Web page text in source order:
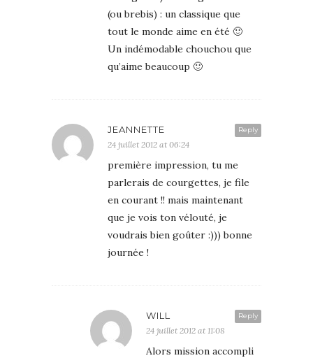
(ou brebis) : un classique que
tout le monde aime en été 🙂
Un indémodable chouchou que
qu’aime beaucoup 🙂
Reply
JEANNETTE
24 juillet 2012 at 06:24
première impression, tu me
parlerais de courgettes, je file
en courant !! mais maintenant
que je vois ton vélouté, je
voudrais bien goûter :))) bonne
journée !
Reply
WILL
24 juillet 2012 at 11:08
Alors mission accompli